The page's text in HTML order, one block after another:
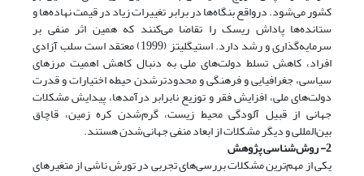
کشور می‌شود. درواقع بنگاه‌ها در برابر تغییرات زیاد در قیمت نهاده‌ها و
ستانده‌ها پاداش ریسک را تقاضا می‌کنند که همین اثر منفی بر
سرمایه‌گذاری و رشد دارد. استیگلیتز (1999) معتقد است سلب آزادی
افراد، کاهش تسلط دولت‌های ملی به دنبال کاهش اهمیت مرزهای
سیاسی، جغرافیایی و فرهنگی و محدودترشدن حیطه اختیارات و قدرت
دولت‌های ملی، افزایش فقر و توزیع نابرابر درآمدها، پیدایش مشکلات
جهانی از قبیل آلودگی محیط زیست، گرم‌شدن کره زمین، قاچاق
بین‌المللی و دیگر مشکلات از ابعاد منفی جهانی‌شدن هستند.
2- روش‌شناسی پژوهش
یکی از مهم‌ترین مشکلات بررسی‌های تجربی در تورش ناشی از متغیرهای